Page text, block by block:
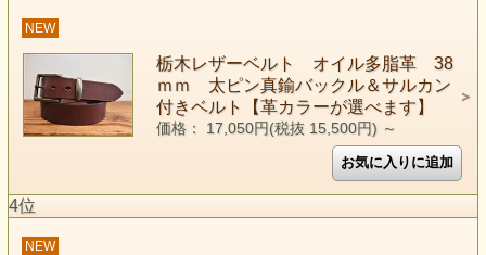
NEW
栃木レザーベルト オイル多脂革 38
ｍｍ 太ピン真鍮バックル＆サルカン
付きベルト【革カラーが選べます】
価格： 17,050円(税抜 15,500円) ～
4位
NEW